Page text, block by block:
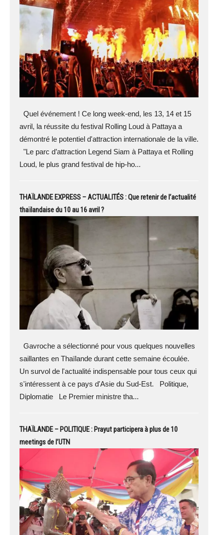
Quel événement ! Ce long week-end, les 13, 14 et 15
avril, la réussite du festival Rolling Loud à Pattaya a
démontré le potentiel d'attraction internationale de la ville.
"Le parc d’attraction Legend Siam à Pattaya et Rolling
Loud, le plus grand festival de hip-ho...
THAÏLANDE EXPRESS – ACTUALITÉS : Que retenir de l’actualité
thaïlandaise du 10 au 16 avril ?
Gavroche a sélectionné pour vous quelques nouvelles
saillantes en Thaïlande durant cette semaine écoulée.
Un survol de l'actualité indispensable pour tous ceux qui
s'intéressent à ce pays d'Asie du Sud-Est. Politique,
Diplomatie Le Premier ministre tha...
THAÏLANDE – POLITIQUE : Prayut participera à plus de 10
meetings de l’UTN